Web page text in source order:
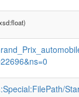
:Special:FilePath/